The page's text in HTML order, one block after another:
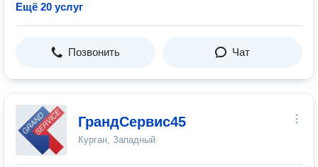
Ещё 20 услуг
Позвонить Чат
ГрандСервис45
Курган, Западный